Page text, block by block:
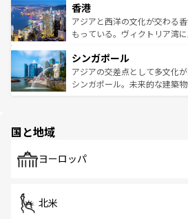
とつ。フォーやバインミー、
ひ現地で味わいたい。どの地
が旅行者を迎えてくれるので
参照してほしい。
の活気が交差している。北部
帯で自然と触れ合い、南部で
いビーチでリゾート気分を楽
激する。気候は一年中温暖で
が待っている。親しみやすい
た文化、そして多様な観光資
香港
アジアと西洋の文化が交わる
もっている。ヴィクトリア湾
み、どこを訪れても感動する
ており、効率よく見どころを
うな絶景から文化的な体験ま
シンガポール
アジアの交差点として多文化
シンガポール。未来的な建築
で、ホーカーズは地元の風情
国と地域
ヨーロッパ
北米